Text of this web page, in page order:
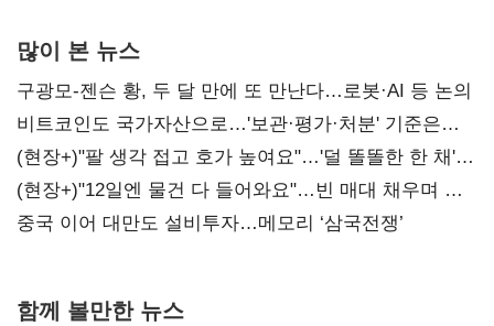
많이 본 뉴스
구광모-젠슨 황, 두 달 만에 또 만난다…로봇·AI 등 논의
비트코인도 국가자산으로…'보관·평가·처분' 기준은
숙제
(현장+)"팔 생각 접고 호가 높여요"…'덜 똘똘한 한 채'
20억 키맞추기
(현장+)"12일엔 물건 다 들어와요"…빈 매대 채우며 문
연 홈플러스
중국 이어 대만도 설비투자…메모리 ‘삼국전쟁’
함께 볼만한 뉴스